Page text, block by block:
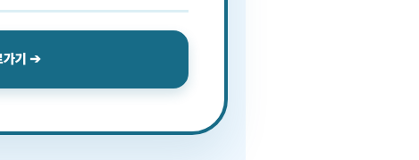
가기 ➔